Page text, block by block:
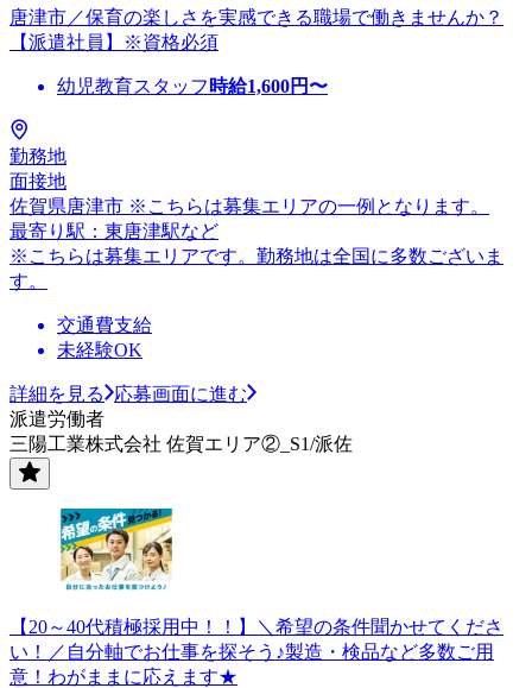
唐津市／保育の楽しさを実感できる職場で働きませんか？
【派遣社員】※資格必須
幼児教育スタッフ 時給1,600円〜
勤務地
面接地
佐賀県唐津市 ※こちらは募集エリアの一例となります。
最寄り駅：東唐津駅など
※こちらは募集エリアです。勤務地は全国に多数ございま
す。
交通費支給
未経験OK
詳細を見る
応募画面に進む
派遣労働者
三陽工業株式会社 佐賀エリア②_S1/派佐
【20～40代積極採用中！！】＼希望の条件聞かせてくださ
い！／自分軸でお仕事を探そう♪製造・検品など多数ご用
意！わがままに応えます★